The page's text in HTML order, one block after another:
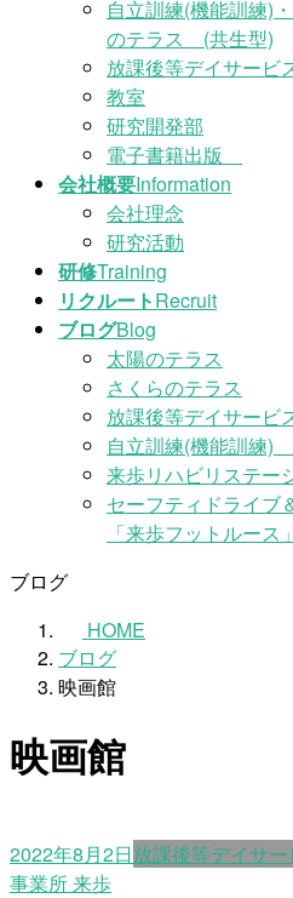
自立訓練(機能訓練)
のテラス (共生型)
放課後等デイサー
教室
研究開発部
電子書籍出版
会社概要Information
会社理念
研究活動
研修Training
リクルートRecruit
ブログBlog
太陽のテラス
さくらのテラス
放課後等デイサー
自立訓練(機能訓練)
来歩リハビリステー
セーフティドライブ
「来歩フットルース」
ブログ
HOME
ブログ
映画館
映画館
2022年8月2日放課後等デイサ
事業所 来歩